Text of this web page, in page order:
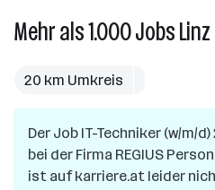
Mehr als 1.000JobsLinz
20 km Umkreis
Der Job IT-Techniker (w/m/
bei der Firma REGIUS
ist auf karriere.at leider